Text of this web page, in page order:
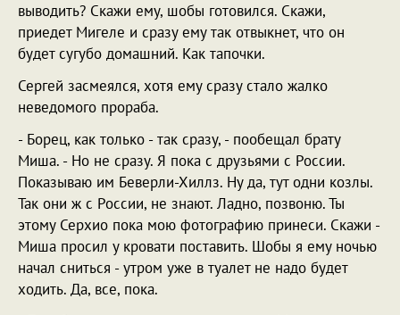
выводить? Скажи ему, шобы готовился. Скажи,
приедет Мигеле и сразу ему так отвыкнет, что он
будет сугубо домашний. Как тапочки.
Сергей засмеялся, хотя ему сразу стало жалко
неведомого прораба.
- Борец, как только - так сразу, - пообещал брату
Миша. - Но не сразу. Я пока с друзьями с России.
Показываю им Беверли-Хиллз. Ну да, тут одни козлы.
Так они ж с России, не знают. Ладно, позвоню. Ты
этому Серхио пока мою фотографию принеси. Скажи -
Миша просил у кровати поставить. Шобы я ему ночью
начал сниться - утром уже в туалет не надо будет
ходить. Да, все, пока.